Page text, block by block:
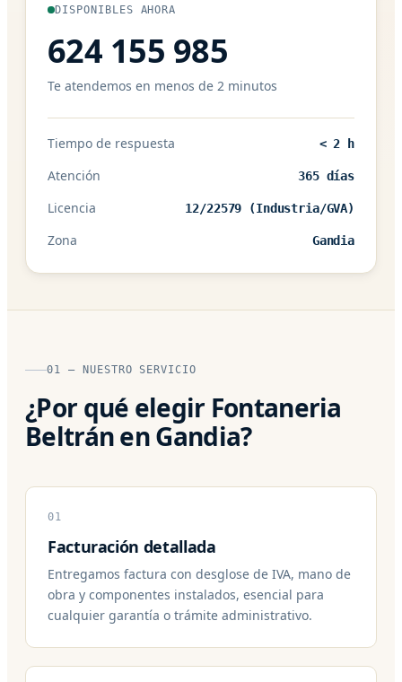
DISPONIBLES AHORA
624 155 985
Te atendemos en menos de 2 minutos
Tiempo de respuesta < 2 h
Atención 365 días
Licencia 12/22579 (Industria/GVA)
Zona Gandia
01 — NUESTRO SERVICIO
¿Por qué elegir Fontaneria
Beltrán en Gandia?
01
Facturación detallada
Entregamos factura con desglose de IVA, mano de
obra y componentes instalados, esencial para
cualquier garantía o trámite administrativo.